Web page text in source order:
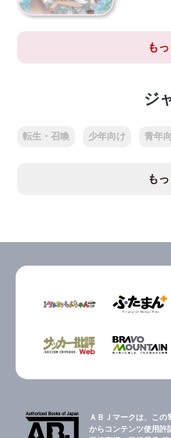
も
ジ
転生・召喚 少年向け 青年
も
ＡＢＪマークは、こ
からコンテンツ使用許